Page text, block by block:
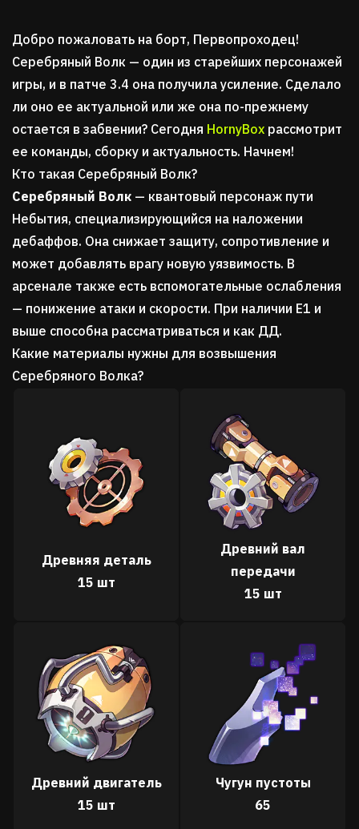
Добро пожаловать на борт, Первопроходец!
Серебряный Волк — один из старейших персонажей
игры, и в патче 3.4 она получила усиление. Сделало
ли оно ее актуальной или же она по-прежнему
остается в забвении? Сегодня HornyBox рассмотрит
ее команды, сборку и актуальность. Начнем!
Кто такая Серебряный Волк?
Серебряный Волк — квантовый персонаж пути
Небытия, специализирующийся на наложении
дебаффов. Она снижает защиту, сопротивление и
может добавлять врагу новую уязвимость. В
арсенале также есть вспомогательные ослабления
— понижение атаки и скорости. При наличии Е1 и
выше способна рассматриваться и как ДД.
Какие материалы нужны для возвышения
Серебряного Волка?
Древняя деталь
15 шт
Древний вал
передачи
15 шт
Древний двигатель
15 шт
Чугун пустоты
65